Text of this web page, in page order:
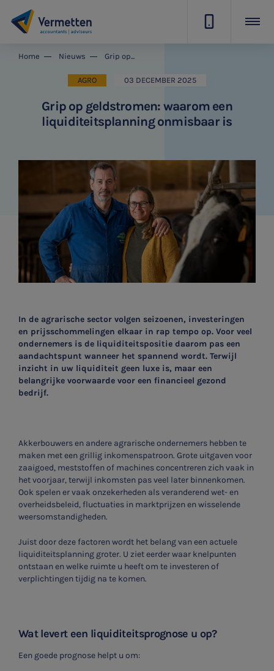
Home Nieuws Grip op geldstromen: waarom een liquiditeitsplanning onmisbaar is
AGRO 03 DECEMBER 2025
Grip op geldstromen: waarom een
liquiditeitsplanning onmisbaar is
In de agrarische sector volgen seizoenen, investeringen
en prijsschommelingen elkaar in rap tempo op. Voor veel
ondernemers is de liquiditeitspositie daarom pas een
aandachtspunt wanneer het spannend wordt. Terwijl
inzicht in uw liquiditeit geen luxe is, maar een
belangrijke voorwaarde voor een financieel gezond
bedrijf.
Akkerbouwers en andere agrarische ondernemers hebben te
maken met een grillig inkomenspatroon. Grote uitgaven voor
zaaigoed, meststoffen of machines concentreren zich vaak in
het voorjaar, terwijl inkomsten pas veel later binnenkomen.
Ook spelen er vaak onzekerheden als veranderend wet- en
overheidsbeleid, fluctuaties in marktprijzen en wisselende
weersomstandigheden.
Juist door deze factoren wordt het belang van een actuele
liquiditeitsplanning groter. U ziet eerder waar knelpunten
ontstaan en welke ruimte u heeft om te investeren of
verplichtingen tijdig na te komen.
Wat levert een liquiditeitsprognose u op?
Een goede prognose helpt u om: